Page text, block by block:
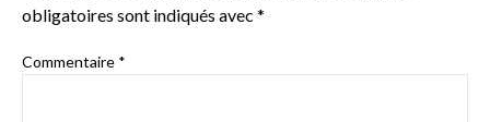
obligatoires sont indiqués avec *
Commentaire *